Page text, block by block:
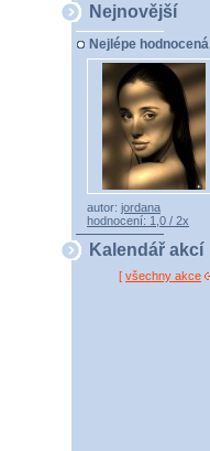
Nejnovější
Nejlépe hodnocená
autor: jordana
hodnocení: 1,0 / 2x
Kalendář akcí
[ všechny akce